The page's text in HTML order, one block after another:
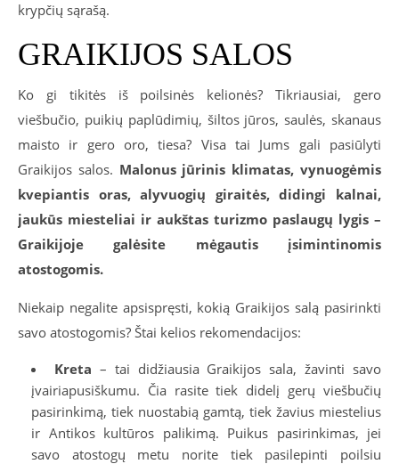
krypčių sąrašą.
GRAIKIJOS SALOS
Ko gi tikitės iš poilsinės kelionės? Tikriausiai, gero
viešbučio, puikių paplūdimių, šiltos jūros, saulės, skanaus
maisto ir gero oro, tiesa? Visa tai Jums gali pasiūlyti
Graikijos salos. Malonus jūrinis klimatas, vynuogėmis
kvepiantis oras, alyvuogių giraitės, didingi kalnai,
jaukūs miesteliai ir aukštas turizmo paslaugų lygis –
Graikijoje galėsite mėgautis įsimintinomis
atostogomis.
Niekaip negalite apsispręsti, kokią Graikijos salą pasirinkti
savo atostogomis? Štai kelios rekomendacijos:
Kreta – tai didžiausia Graikijos sala, žavinti savo
įvairiapusiškumu. Čia rasite tiek didelį gerų viešbučių
pasirinkimą, tiek nuostabią gamtą, tiek žavius miestelius
ir Antikos kultūros palikimą. Puikus pasirinkimas, jei
savo atostogų metu norite tiek pasilepinti poilsiu